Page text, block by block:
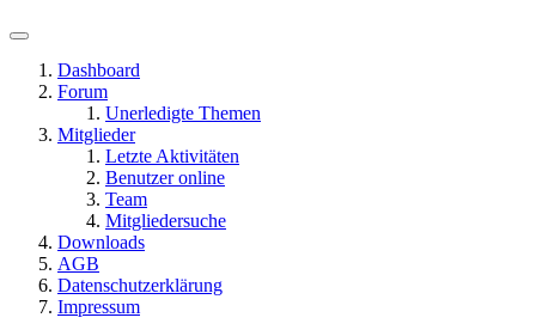
Dashboard
Forum
Unerledigte Themen
Mitglieder
Letzte Aktivitäten
Benutzer online
Team
Mitgliedersuche
Downloads
AGB
Datenschutzerklärung
Impressum